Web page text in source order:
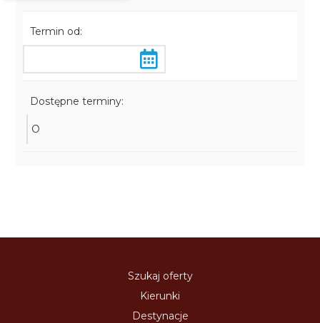
Termin od:
Dostępne terminy:
O
Szukaj oferty
Kierunki
Destynacje